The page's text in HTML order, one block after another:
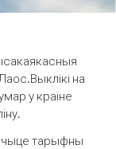
Лаос.Выклікі на
у краіне
тарыфны